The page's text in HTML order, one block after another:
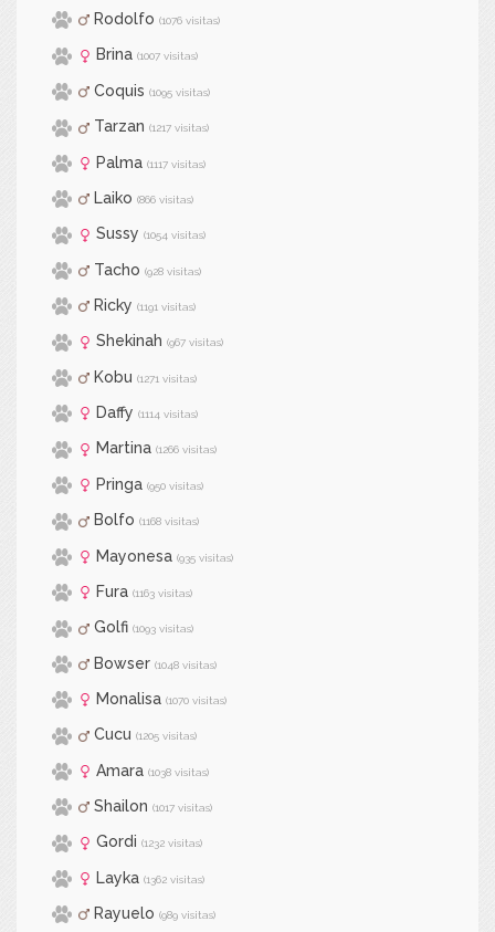
Rodolfo (1076 visitas)
Brina (1007 visitas)
Coquis (1095 visitas)
Tarzan (1217 visitas)
Palma (1117 visitas)
Laiko (866 visitas)
Sussy (1054 visitas)
Tacho (928 visitas)
Ricky (1191 visitas)
Shekinah (967 visitas)
Kobu (1271 visitas)
Daffy (1114 visitas)
Martina (1266 visitas)
Pringa (950 visitas)
Bolfo (1168 visitas)
Mayonesa (935 visitas)
Fura (1163 visitas)
Golfi (1093 visitas)
Bowser (1048 visitas)
Monalisa (1070 visitas)
Cucu (1205 visitas)
Amara (1038 visitas)
Shailon (1017 visitas)
Gordi (1232 visitas)
Layka (1362 visitas)
Rayuelo (989 visitas)